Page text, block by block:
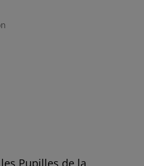
Pupilles de la